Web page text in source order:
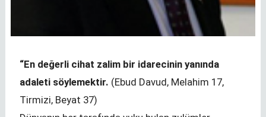
“En değerli cihat zalim bir idarecinin yanında
adaleti söylemektir. (Ebud Davud, Melahim 17,
Tirmizi, Beyat 37)